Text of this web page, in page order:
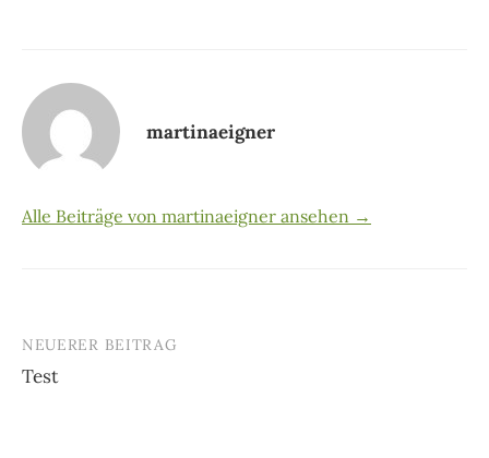
martinaeigner
Alle Beiträge von martinaeigner ansehen →
Beitrags-
Navigation
NEUERER BEITRAG
Test